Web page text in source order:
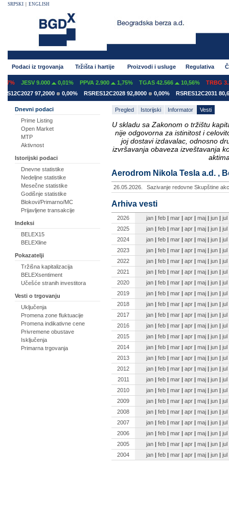
SRPSKI ENGLISH
Podaci iz trgovanja Tržišta i hartije Proizvodi i usluge Regulativa
JESV 9.000 0,01% PPVA 2.900 1,75% TGAS 42.566 10,56%
TRBG
97,2000
0,00% RSRES12C2028 92,8000 0,00% RSRES12C2031
Dnevni podaci
Prime Listing
Open Market
MTP
Aktivnost
Istorijski podaci
Dnevne statistike
Nedeljne statistike
Mesečne statistike
Godišnje statistike
Blokovi/Primarno/MC
Prijavljene transakcije
Indeksi
BELEX15
BELEXline
Pokazatelji
Tržišna kapitalizacija
BELEXsentiment
Učešće stranih investitora
Vesti o trgovanju
Uključenja
Promena zone fluktuacije
Promena indikativne cene
Privremene obustave
Isključenja
Primarna trgovanja
Pregled Istorijski Informator Vesti
U skladu sa Zakonom o tržištu
nije odgovorna za istinitost i
joj dostavi izdavalac, odnosno
izvršavanja obaveza izveštavanja
Aerodrom Nikola Tesla a.d. ,
26.05.2026. Sazivanje redovne Skupštine
Arhiva vesti
2026 jan | feb | mar | apr | maj | jun | jul
2025
jan | feb | mar | apr | maj | jun | jul
2024
jan | feb | mar | apr | maj | jun | jul
2023
jan | feb | mar | apr | maj | jun | jul
2022
jan | feb | mar | apr | maj | jun | jul
2021
jan | feb | mar | apr | maj | jun | jul
2020
jan | feb | mar | apr | maj | jun | jul
2019
jan | feb | mar | apr | maj | jun | jul
2018
jan | feb | mar | apr | maj | jun | jul
2017
jan | feb | mar | apr | maj | jun | jul
2016
jan | feb | mar | apr | maj | jun | jul
2015
jan | feb | mar | apr | maj | jun | jul
2014
jan | feb | mar | apr | maj | jun | jul
2013
jan | feb | mar | apr | maj | jun | jul
2012
jan | feb | mar | apr | maj | jun | jul
2011
jan | feb | mar | apr | maj | jun | jul
2010
jan | feb | mar | apr | maj | jun | jul
2009
jan | feb | mar | apr | maj | jun | jul
2008
jan | feb | mar | apr | maj | jun | jul
2007
jan | feb | mar | apr | maj | jun | jul
2006
jan | feb | mar | apr | maj | jun | jul
2005
jan | feb | mar | apr | maj | jun | jul
2004
jan | feb | mar | apr | maj | jun | jul